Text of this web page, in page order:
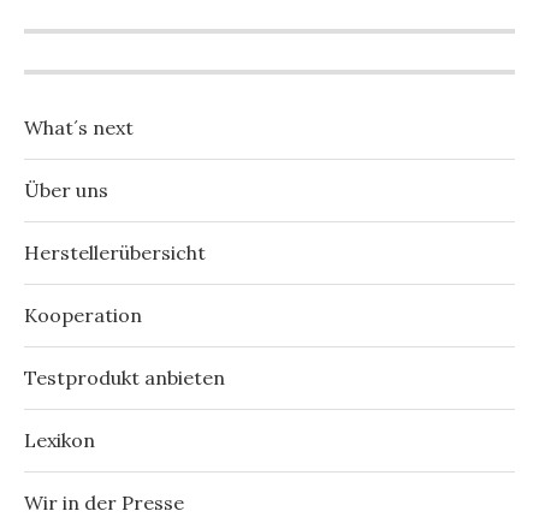
What´s next
Über uns
Herstellerübersicht
Kooperation
Testprodukt anbieten
Lexikon
Wir in der Presse